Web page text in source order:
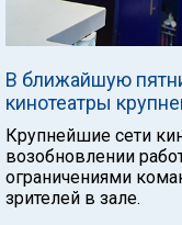
В ближайшую
кинотеатры
Крупнейшие сети
возобновлении
ограничениями
зрителей в зале.